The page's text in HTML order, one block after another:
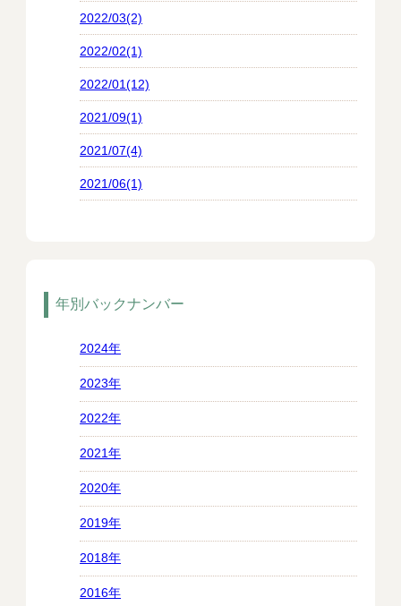
2022/03(2)
2022/02(1)
2022/01(12)
2021/09(1)
2021/07(4)
2021/06(1)
年別バックナンバー
2024年
2023年
2022年
2021年
2020年
2019年
2018年
2016年